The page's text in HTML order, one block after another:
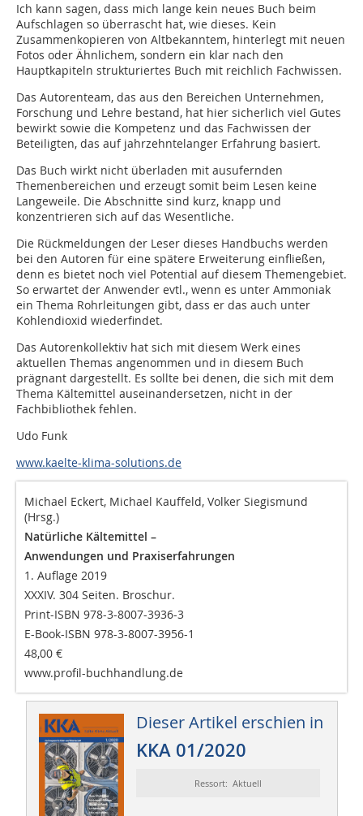
Ich kann sagen, dass mich lange kein neues Buch beim
Aufschlagen so überrascht hat, wie dieses. Kein
Zusammenkopieren von Altbekanntem, hinterlegt mit neuen
Fotos oder Ähnlichem, sondern ein klar nach den
Hauptkapiteln strukturiertes Buch mit reichlich Fachwissen.
Das Autorenteam, das aus den Bereichen Unternehmen,
Forschung und Lehre bestand, hat hier sicherlich viel Gutes
bewirkt sowie die Kompetenz und das Fachwissen der
Beteiligten, das auf jahrzehntelanger Erfahrung basiert.
Das Buch wirkt nicht überladen mit ausufernden
Themenbereichen und erzeugt somit beim Lesen keine
Langeweile. Die Abschnitte sind kurz, knapp und
konzentrieren sich auf das Wesentliche.
Die Rückmeldungen der Leser dieses Handbuchs werden
bei den Autoren für eine spätere Erweiterung einfließen,
denn es bietet noch viel Potential auf diesem Themengebiet.
So erwartet der Anwender evtl., wenn es unter Ammoniak
ein Thema Rohrleitungen gibt, dass er das auch unter
Kohlendioxid wiederfindet.
Das Autorenkollektiv hat sich mit diesem Werk eines
aktuellen Themas angenommen und in diesem Buch
prägnant dargestellt. Es sollte bei denen, die sich mit dem
Thema Kältemittel auseinandersetzen, nicht in der
Fachbibliothek fehlen.
Udo Funk
www.kaelte-klima-solutions.de
Michael Eckert, Michael Kauffeld, Volker Siegismund
(Hrsg.)
Natürliche Kältemittel –
Anwendungen und Praxiserfahrungen
1. Auflage 2019
XXXIV. 304 Seiten. Broschur.
Print-ISBN 978-3-8007-3936-3
E-Book-ISBN 978-3-8007-3956-1
48,00 €
www.profil-buchhandlung.de
Dieser Artikel erschien in
KKA 01/2020
Ressort: Aktuell